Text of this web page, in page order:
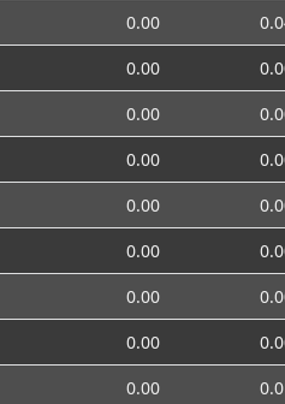
0.00
0.00
0.00
0.00
0.00
0.00
0.00
0.00
0.00